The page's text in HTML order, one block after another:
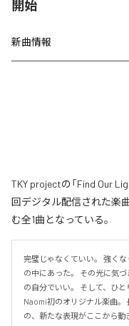
開始
新曲情報
TKY projectの「Find Our
回デジタル配信された楽
む全1曲となっている。
完璧じゃなくていい。 強く
の中にあった。 その光に気
の自分でいい。 そして、ひ
Naomi初のオリジナル楽曲。
の、新たな表現がここから動